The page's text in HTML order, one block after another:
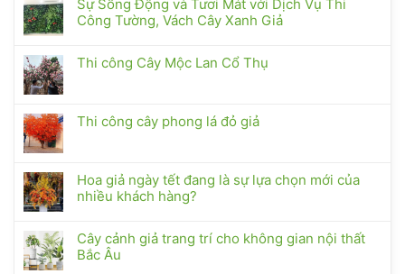
Sự Sống Động và Tươi Mát với Dịch Vụ Thi
Công Tường, Vách Cây Xanh Giả
Thi công Cây Mộc Lan Cổ Thụ
Thi công cây phong lá đỏ giả
Hoa giả ngày tết đang là sự lựa chọn mới của
nhiều khách hàng?
Cây cảnh giả trang trí cho không gian nội thất
Bắc Âu